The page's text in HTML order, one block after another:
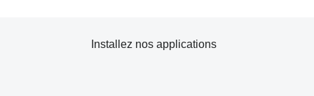
Installez nos applications